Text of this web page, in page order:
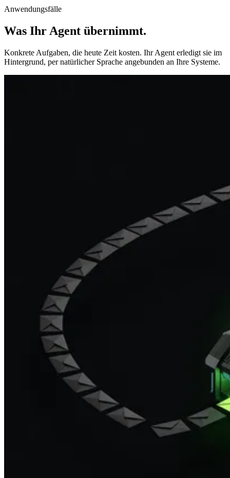
Anwendungsfälle
Was Ihr Agent übernimmt.
Konkrete Aufgaben, die heute Zeit kosten. Ihr Agent erledigt sie im
Hintergrund, per natürlicher Sprache angebunden an Ihre Systeme.